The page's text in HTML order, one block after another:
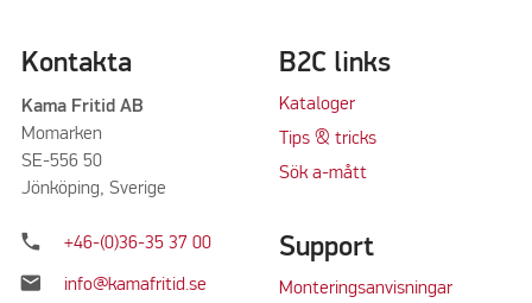
Kontakta
Kama Fritid AB
Momarken
SE-556 50
Jönköping, Sverige
phone +46-(0)36-35 37 00
mail info@kamafritid.se
B2C links
Kataloger
Tips & tricks
Sök a-mått
Support
Monteringsanvisningar